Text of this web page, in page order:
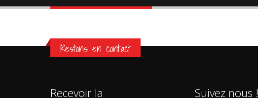
Restons en contact
Recevoir la
Suivez nous !